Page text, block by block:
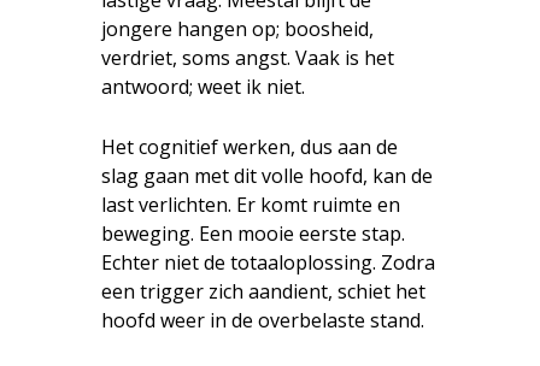
jongere hangen op; boosheid,
verdriet, soms angst. Vaak is het
antwoord; weet ik niet.
Het cognitief werken, dus aan de
slag gaan met dit volle hoofd, kan de
last verlichten. Er komt ruimte en
beweging. Een mooie eerste stap.
Echter niet de totaaloplossing. Zodra
een trigger zich aandient, schiet het
hoofd weer in de overbelaste stand.